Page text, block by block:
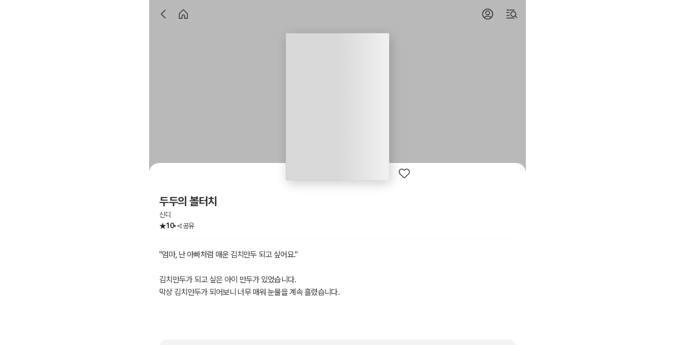
두두의 볼터치
신디
10
공유
"엄마, 난 아빠처럼 매운 김치만두 되고 싶어요."
김치만두가 되고 싶은 아이 만두가 있었습니다.
막상 김치만두가 되어보니 너무 매워 눈물을 계속 흘렸습니다.